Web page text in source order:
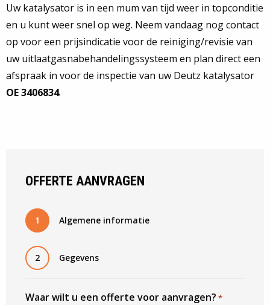
Uw katalysator is in een mum van tijd weer in topconditie
en u kunt weer snel op weg. Neem vandaag nog contact
op voor een prijsindicatie voor de reiniging/revisie van
uw uitlaatgasnabehandelingssysteem en plan direct een
afspraak in voor de inspectie van uw Deutz katalysator
OE 3406834.
OFFERTE AANVRAGEN
1 Algemene informatie
2 Gegevens
Waar wilt u een offerte voor aanvragen? *